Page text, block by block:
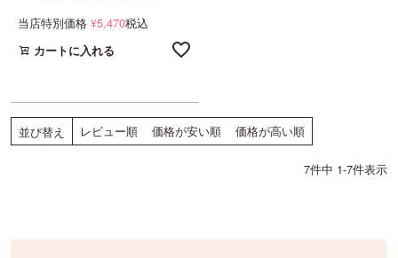
当店特別価格 ¥5,470税込
カートに入れる
並び替え レビュー順 価格が安い順 価格が高い順
7件中 1-7件表示